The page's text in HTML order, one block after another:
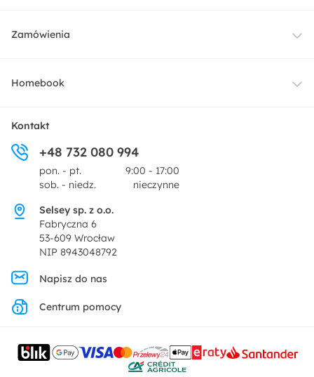
Meble
Dekoracje i akcesoria
Promocje
Zamówienia
Dostawa
Zwroty
Pytania i odpowiedzi
Homebook
O nas
Centrum prasowe
Regulamin
Polityka prywatności
Ustawienia prywatności
Kontakt
Kontakt
+48 732 080 994
pon. - pt.
9:00 - 17:00
sob. - niedz.
nieczynne
Selsey sp. z o.o.
Fabryczna 6
53-609 Wrocław
NIP 8943048792
Napisz do nas
Centrum pomocy